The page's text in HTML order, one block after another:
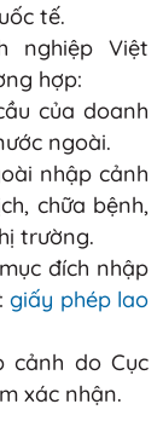
tế.
nghiệp Việt
hợp:
của doanh
ngoài.
nhập cảnh
chữa bệnh,
trường.
đích nhập
giấy phép lao
cảnh do Cục
xác nhận.